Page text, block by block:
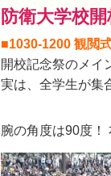
防衛大学校
■1030-1200 観閲
開校記念祭のメイ
実は、全学生が集
腕の角度は90度！